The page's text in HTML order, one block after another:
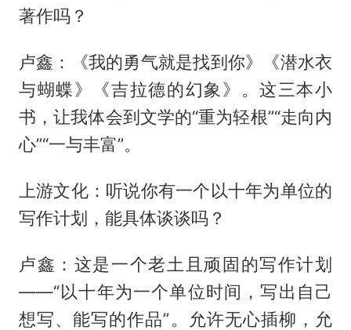
著作吗？
卢鑫：《我的勇气就是找到你》《潜水衣
与蝴蝶》《吉拉德的幻象》。这三本小
书，让我体会到文学的“重为轻根”“走向内
心”“一与丰富”。
上游文化：听说你有一个以十年为单位的
写作计划，能具体谈谈吗？
卢鑫：这是一个老土且顽固的写作计划
——“以十年为一个单位时间，写出自己
想写、能写的作品”。允许无心插柳，允